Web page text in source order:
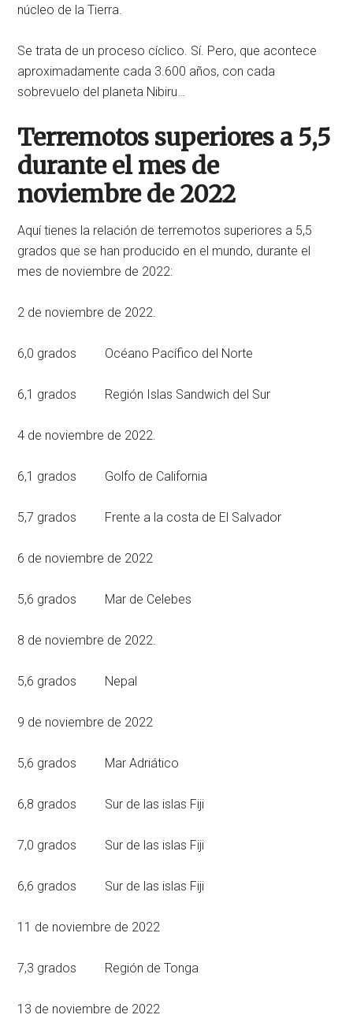
núcleo de la Tierra.
Se trata de un proceso cíclico. Sí. Pero, que acontece
aproximadamente cada 3.600 años, con cada
sobrevuelo del planeta Nibiru…
Terremotos superiores a 5,5
durante el mes de
noviembre de 2022
Aquí tienes la relación de terremotos superiores a 5,5
grados que se han producido en el mundo, durante el
mes de noviembre de 2022:
2 de noviembre de 2022.
6,0 grados Océano Pacífico del Norte
6,1 grados Región Islas Sandwich del Sur
4 de noviembre de 2022.
6,1 grados Golfo de California
5,7 grados Frente a la costa de El Salvador
6 de noviembre de 2022
5,6 grados Mar de Celebes
8 de noviembre de 2022.
5,6 grados Nepal
9 de noviembre de 2022
5,6 grados Mar Adriático
6,8 grados Sur de las islas Fiji
7,0 grados Sur de las islas Fiji
6,6 grados Sur de las islas Fiji
11 de noviembre de 2022
7,3 grados Región de Tonga
13 de noviembre de 2022